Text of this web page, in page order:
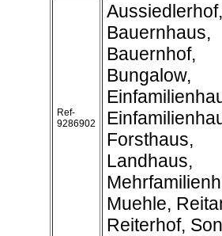
Ref-
9286902
Aussiedlerhof,
Bauernhaus,
Bauernhof,
Bungalow,
Forsthaus,
Landhaus,
Muehle,
Reiterhof,